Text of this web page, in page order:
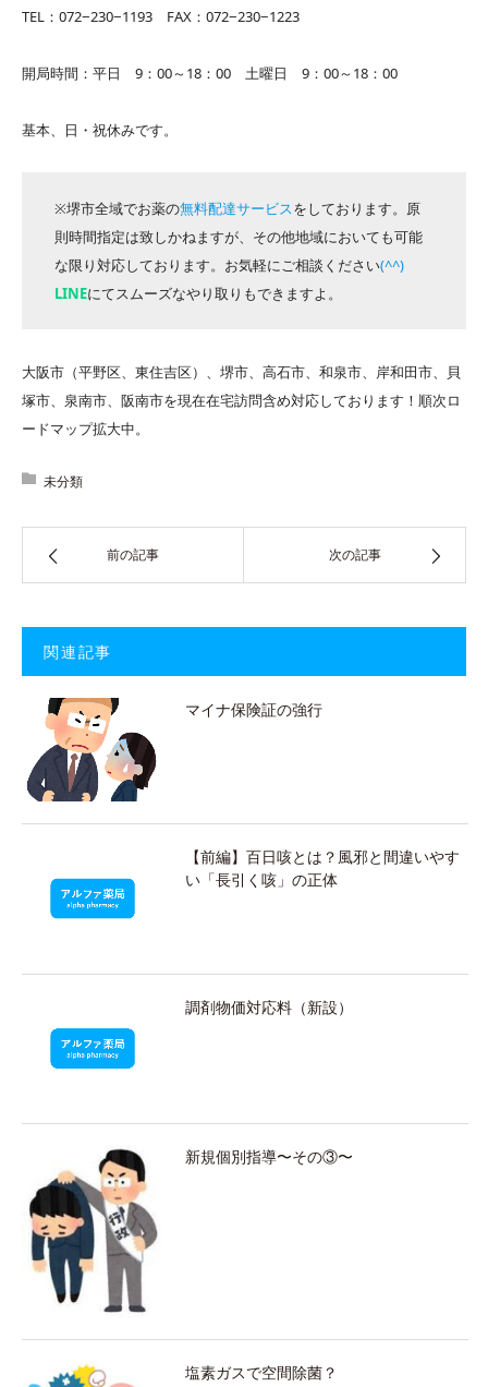
TEL：072−230−1193 FAX：072−230−1223
開局時間：平日 9：00～18：00 土曜日 9：00～18：00
基本、日・祝休みです。
※堺市全域でお薬の無料配達サービスをしております。原
則時間指定は致しかねますが、その他地域においても可能
な限り対応しております。お気軽にご相談ください(^^)
LINEにてスムーズなやり取りもできますよ。
大阪市（平野区、東住吉区）、堺市、高石市、和泉市、岸和田市、貝
塚市、泉南市、阪南市を現在在宅訪問含め対応しております！順次ロ
ードマップ拡大中。
未分類
前の記事 次の記事
関連記事
マイナ保険証の強行
【前編】百日咳とは？風邪と間違いやす
い「長引く咳」の正体
調剤物価対応料（新設）
新規個別指導〜その③〜
塩素ガスで空間除菌？